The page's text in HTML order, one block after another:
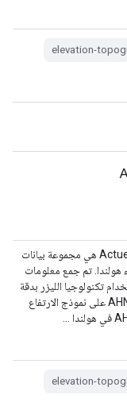
elevation-
‫Actueel Hoogtebestand Nederland (AHN) هي مجموعة بيانات
هولندا. تم جمع معلومات
تكنولوجيا الليزر بدقة
عمودية تبلغ 5 سم. تحتوي مجموعة بيانات AHN3 على نموذج الارتفاع
elevation-